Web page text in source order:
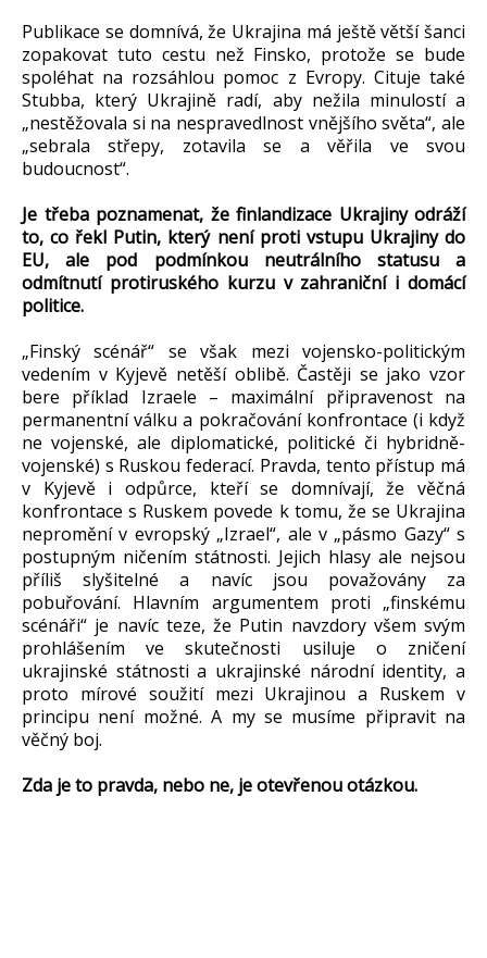
Publikace se domnívá, že Ukrajina má ještě větší šanci
zopakovat tuto cestu než Finsko, protože se bude
spoléhat na rozsáhlou pomoc z Evropy. Cituje také
Stubba, který Ukrajině radí, aby nežila minulostí a
„nestěžovala si na nespravedlnost vnějšího světa“, ale
„sebrala střepy, zotavila se a věřila ve svou
budoucnost“.
Je třeba poznamenat, že finlandizace Ukrajiny odráží
to, co řekl Putin, který není proti vstupu Ukrajiny do
EU, ale pod podmínkou neutrálního statusu a
odmítnutí protiruského kurzu v zahraniční i domácí
politice.
„Finský scénář“ se však mezi vojensko-politickým
vedením v Kyjevě netěší oblibě. Častěji se jako vzor
bere příklad Izraele – maximální připravenost na
permanentní válku a pokračování konfrontace (i když
ne vojenské, ale diplomatické, politické či hybridně-
vojenské) s Ruskou federací. Pravda, tento přístup má
v Kyjevě i odpůrce, kteří se domnívají, že věčná
konfrontace s Ruskem povede k tomu, že se Ukrajina
nepromění v evropský „Izrael“, ale v „pásmo Gazy“ s
postupným ničením státnosti. Jejich hlasy ale nejsou
příliš slyšitelné a navíc jsou považovány za
pobuřování. Hlavním argumentem proti „finskému
scénáři“ je navíc teze, že Putin navzdory všem svým
prohlášením ve skutečnosti usiluje o zničení
ukrajinské státnosti a ukrajinské národní identity, a
proto mírové soužití mezi Ukrajinou a Ruskem v
principu není možné. A my se musíme připravit na
věčný boj.
Zda je to pravda, nebo ne, je otevřenou otázkou.